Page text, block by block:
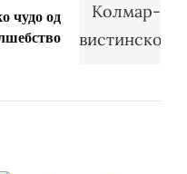
чудо од